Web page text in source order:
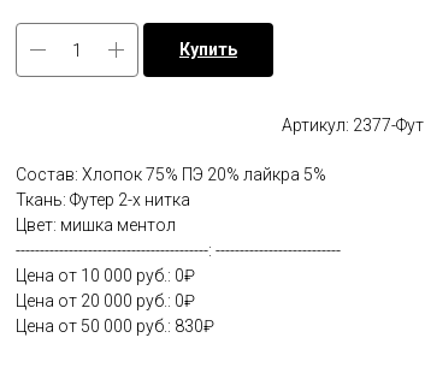
Купить
Артикул: 2377-Фут
Состав: Хлопок 75% ПЭ 20% лайкра 5%
Ткань: Футер 2-х нитка
Цвет: мишка ментол
----------------------------------------: --------------------------
Цена от 10 000 руб.: 0₽
Цена от 20 000 руб.: 0₽
Цена от 50 000 руб.: 830₽